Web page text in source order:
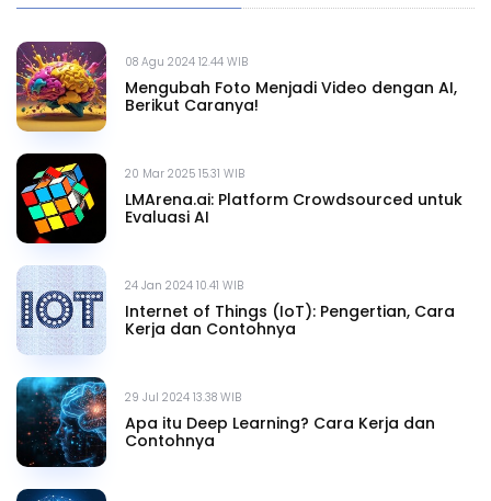
08 Agu 2024 12.44 WIB
Mengubah Foto Menjadi Video dengan AI,
Berikut Caranya!
20 Mar 2025 15.31 WIB
LMArena.ai: Platform Crowdsourced untuk
Evaluasi AI
24 Jan 2024 10.41 WIB
Internet of Things (IoT): Pengertian, Cara
Kerja dan Contohnya
29 Jul 2024 13.38 WIB
Apa itu Deep Learning? Cara Kerja dan
Contohnya